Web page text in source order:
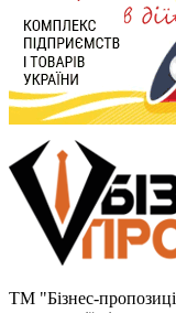
ТМ "Бізнес-